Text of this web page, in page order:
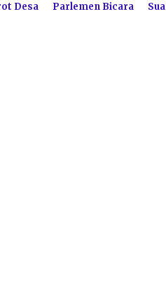
Desa Parlemen Bicara